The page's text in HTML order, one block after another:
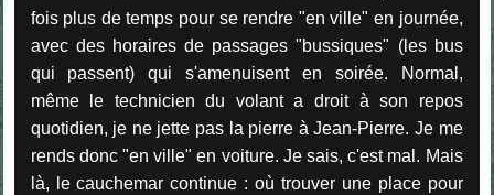
fois plus de temps pour se rendre "en ville" en journée,
avec des horaires de passages "bussiques" (les bus
qui passent) qui s'amenuisent en soirée. Normal,
même le technicien du volant a droit à son repos
quotidien, je ne jette pas la pierre à Jean-Pierre. Je me
rends donc "en ville" en voiture. Je sais, c'est mal. Mais
là, le cauchemar continue : où trouver une place pour